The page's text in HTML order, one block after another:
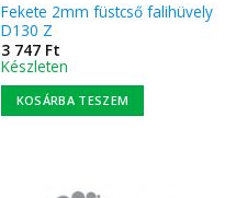
Fekete 2mm füstcső falihüvely
D130 Z
3 747 Ft
Készleten
KOSÁRBA TESZEM